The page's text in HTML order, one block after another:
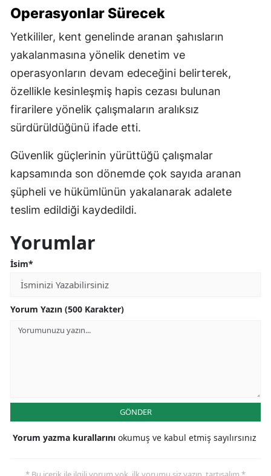
Operasyonlar Sürecek
Yetkililer, kent genelinde aranan şahısların
yakalanmasına yönelik denetim ve
operasyonların devam edeceğini belirterek,
özellikle kesinleşmiş hapis cezası bulunan
firarilere yönelik çalışmaların aralıksız
sürdürüldüğünü ifade etti.
Güvenlik güçlerinin yürüttüğü çalışmalar
kapsamında son dönemde çok sayıda aranan
şüpheli ve hükümlünün yakalanarak adalete
teslim edildiği kaydedildi.
Yorumlar
İsim*
Yorum Yazın (500 Karakter)
GÖNDER
Yorum yazma kurallarını okumuş ve kabul etmiş sayılırsınız